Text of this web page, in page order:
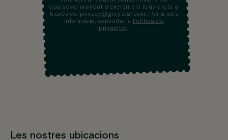
qualsevol moment o exercir els teus drets a
través de privacy@greystar.com. Per a més
informació, consulta la Política de
privacitat.
Les nostres ubicacions